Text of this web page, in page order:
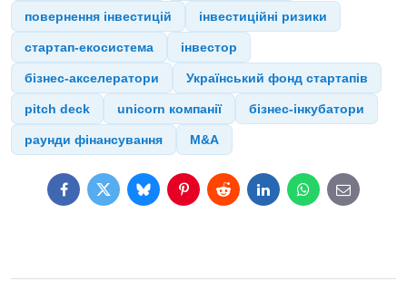
повернення інвестицій інвестиційні ризики
стартап-екосистема інвестор
бізнес-акселератори Український фонд стартапів
pitch deck unicorn компанії бізнес-інкубатори
раунди фінансування M&A
FacebookTwitterBlueskyPinterestRedditLinkedInWhatsApp
E-
mail